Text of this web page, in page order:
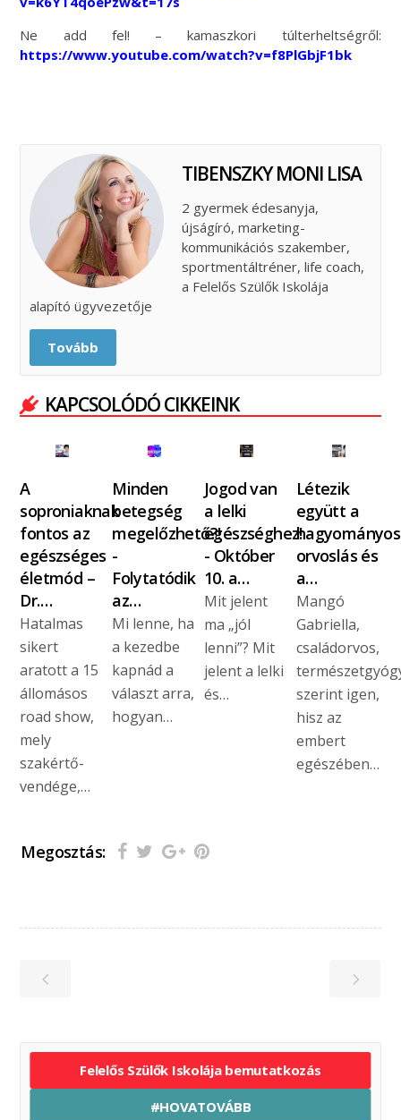
Ne add fel! – kamaszkori túlterheltségről:
https://www.youtube.com/watch?v=f8PlGbjF1bk
TIBENSZKY MONI LISA
2 gyermek édesanyja,
újságíró, marketing-
kommunikációs szakember,
sportmentáltréner, life coach,
a Felelős Szülők Iskolája
alapító ügyvezetője
Tovább
KAPCSOLÓDÓ CIKKEINK
A
soproniaknak
fontos az
egészséges
életmód –
Dr.…
Hatalmas
sikert
aratott a 15
állomásos
road show,
mely
szakértő-
vendége,…
Minden
betegség
megelőzhető?!
-
Folytatódik
az…
Mi lenne, ha
a kezedbe
kapnád a
választ arra,
hogyan…
Jogod van
a lelki
egészséghez!
- Október
10. a…
Mit jelent
ma „jól
lenni”? Mit
jelent a lelki
és…
Létezik
együtt a
hagyományos
orvoslás és
a…
Mangó
Gabriella,
családorvos,
szerint igen,
hisz az
embert
egészében…
Megosztás:
Felelős Szülők Iskolája bemutatkozás
#HOVATOVÁBB